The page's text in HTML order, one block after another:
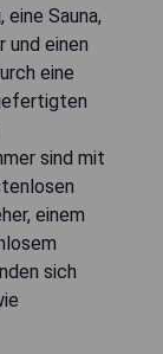
Sauna,
einen
eine
sind mit
einem
sich